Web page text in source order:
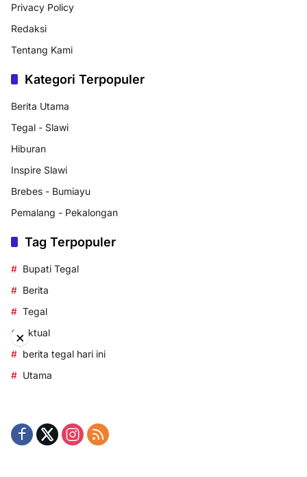
Privacy Policy
Redaksi
Tentang Kami
Kategori Terpopuler
Berita Utama
Tegal - Slawi
Hiburan
Inspire Slawi
Brebes - Bumiayu
Pemalang - Pekalongan
Tag Terpopuler
Bupati Tegal
Berita
Tegal
aktual
berita tegal hari ini
Utama
×